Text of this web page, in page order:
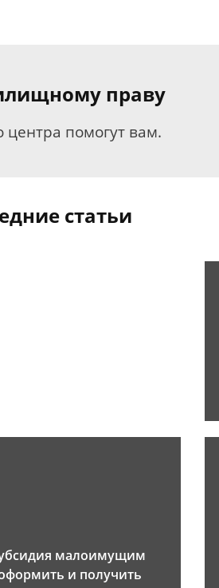
праву
центра помогут вам.
статьи
малоимущим
и получить